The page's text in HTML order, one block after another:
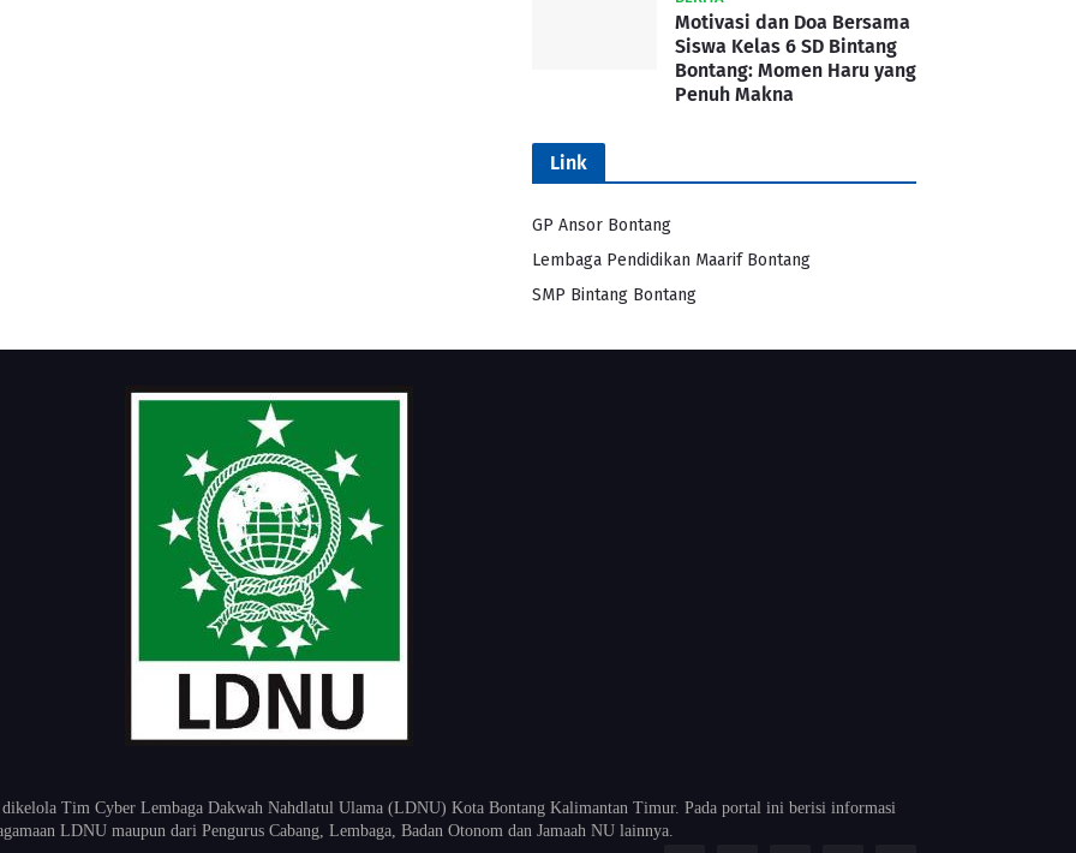
Motivasi dan Doa Bersama
Siswa Kelas 6 SD Bintang
Bontang: Momen Haru yang
Penuh Makna
Link
GP Ansor Bontang
Lembaga Pendidikan Maarif Bontang
SMP Bintang Bontang
Tim Cyber Lembaga Dakwah Nahdlatul Ulama (LDNU) Kota Bontang Kalimantan Timur. Pada portal ini berisi informasi
LDNU maupun dari Pengurus Cabang, Lembaga, Badan Otonom dan Jamaah NU lainnya.